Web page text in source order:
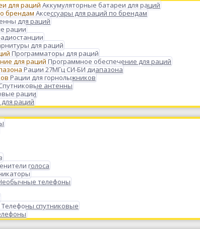
Аккумуляторные батареи для раций
Аксессуары для раций по брендам
для раций
рации
для раций
Программаторы для раций
Программное обеспечение для раций
Рации 27МГц СИ-БИ диапазона
Рации для горнолыжников
антенны
рации
раций
голоса
телефоны
Телефоны спутниковые